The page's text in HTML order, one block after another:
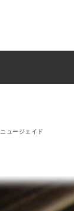
ニュージェイド